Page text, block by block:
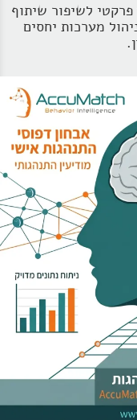
לשיפור שיתוף
מערכות יחסים